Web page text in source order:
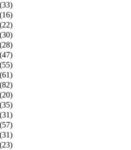
(33)
(16)
(22)
(30)
(28)
(47)
(55)
(61)
(82)
(20)
(35)
(31)
(57)
(31)
(23)